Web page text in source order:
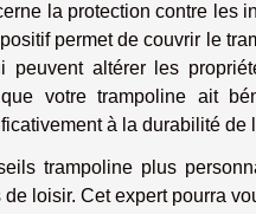
la protection contre les
permet de couvrir le
peuvent altérer les
votre trampoline ait
à la durabilité de
trampoline plus
loisir. Cet expert pourra